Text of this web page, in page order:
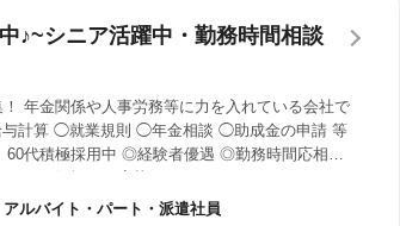
され、福利厚生も充実しています。看護師
活躍できます。
♪~シニア活躍中・勤務時間相談
年金関係や人事労務等に力を入れている会社で
計算 ◯就業規則 ◯年金相談 ◯助成金の申請 等
代積極採用中 ◎経験者優遇 ◎勤務時間応相談
ルバイト・パート・派遣社員